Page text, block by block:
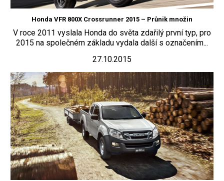
Honda VFR 800X Crossrunner 2015 – Průnik množin
V roce 2011 vyslala Honda do světa zdařilý první typ, pro
2015 na společném základu vydala další s označením...
27.10.2015